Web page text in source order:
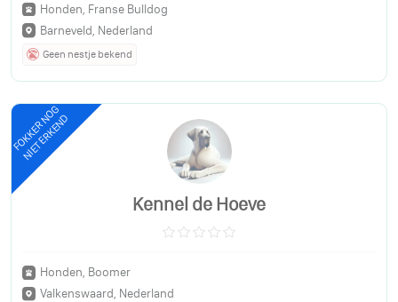
Honden, Franse Bulldog
Barneveld, Nederland
Geen nestje bekend
FOKKER NOG
NIET ERKEND
Kennel de Hoeve
Honden, Boomer
Valkenswaard, Nederland